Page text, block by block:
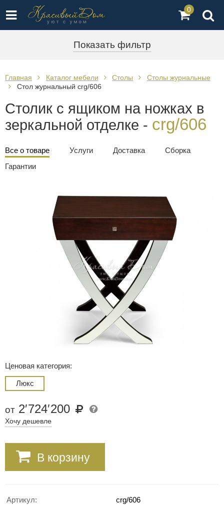
0
Показать фильтр
Главная Каталог мебели Столы
Столы журнальные
Стол журнальный crg/606
Столик с ящиком на ножках в
зеркальной отделке - crg/606
Все о товаре Услуги Доставка
Сборка
Гарантии
Ценовая категория:
Люкс
от 2′724′200
Хочу дешевле
В корзину
Артикул: crg/606